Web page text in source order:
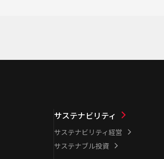
サステナビリティ
サステナビリティ経営
サステナブル投資